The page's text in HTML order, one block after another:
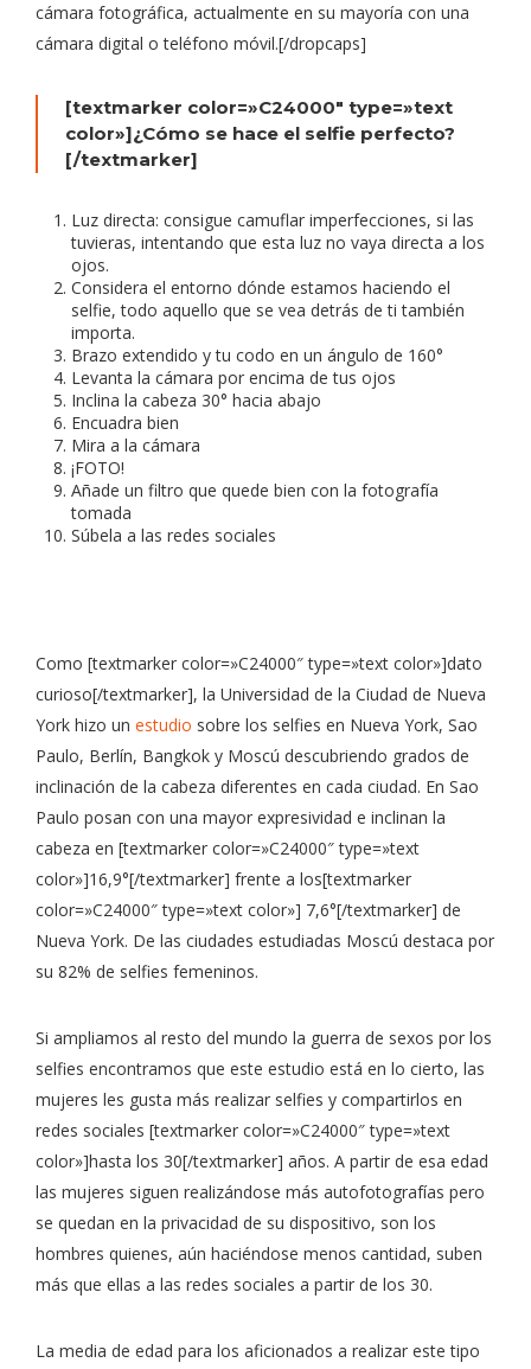
cámara fotográfica, actualmente en su mayoría con una
cámara digital o teléfono móvil.[/dropcaps]
[textmarker color=»C24000″ type=»text
color»]¿Cómo se hace el selfie perfecto?
[/textmarker]
Luz directa: consigue camuflar imperfecciones, si las
tuvieras, intentando que esta luz no vaya directa a los
ojos.
Considera el entorno dónde estamos haciendo el
selfie, todo aquello que se vea detrás de ti también
importa.
Brazo extendido y tu codo en un ángulo de 160°
Levanta la cámara por encima de tus ojos
Inclina la cabeza 30° hacia abajo
Encuadra bien
Mira a la cámara
¡FOTO!
Añade un filtro que quede bien con la fotografía
tomada
Súbela a las redes sociales
Como [textmarker color=»C24000″ type=»text color»]dato
curioso[/textmarker], la Universidad de la Ciudad de Nueva
York hizo un estudio sobre los selfies en Nueva York, Sao
Paulo, Berlín, Bangkok y Moscú descubriendo grados de
inclinación de la cabeza diferentes en cada ciudad. En Sao
Paulo posan con una mayor expresividad e inclinan la
cabeza en [textmarker color=»C24000″ type=»text
color»]16,9°[/textmarker] frente a los[textmarker
color=»C24000″ type=»text color»] 7,6°[/textmarker] de
Nueva York. De las ciudades estudiadas Moscú destaca por
su 82% de selfies femeninos.
Si ampliamos al resto del mundo la guerra de sexos por los
selfies encontramos que este estudio está en lo cierto, las
mujeres les gusta más realizar selfies y compartirlos en
redes sociales [textmarker color=»C24000″ type=»text
color»]hasta los 30[/textmarker] años. A partir de esa edad
las mujeres siguen realizándose más autofotografías pero
se quedan en la privacidad de su dispositivo, son los
hombres quienes, aún haciéndose menos cantidad, suben
más que ellas a las redes sociales a partir de los 30.
La media de edad para los aficionados a realizar este tipo